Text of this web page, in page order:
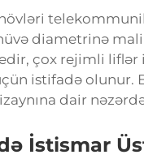
diametrinə
çox rejimli liflər
istifadə olunur.
dair
İstismar